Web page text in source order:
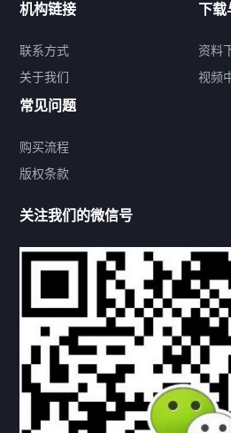
联系方式
热门标签
机构链接
联系方式 关于我们
下载与支持
资料下载 视频中心
常见问题
购买流程 版权条款
机构链接
联系方式
关于我们
下载
资料
视频
常见问题
购买流程
版权条款
关注我们的微信号